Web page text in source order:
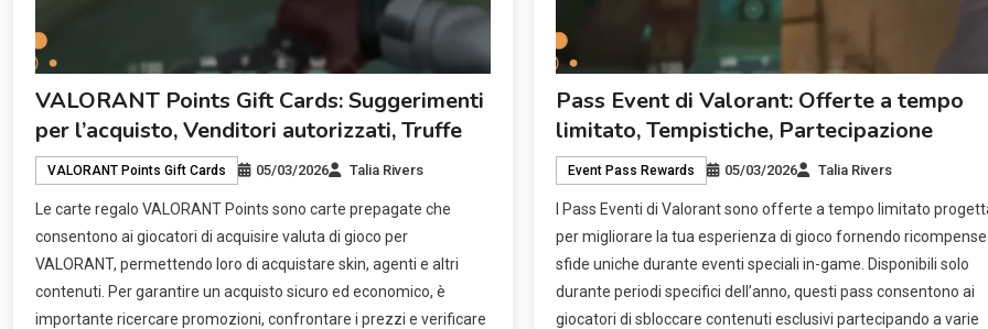
VALORANT Points Gift Cards: Suggerimenti
per l’acquisto, Venditori autorizzati, Truffe
VALORANT Points Gift Cards 05/03/2026 Talia Rivers
Le carte regalo VALORANT Points sono carte prepagate che
consentono ai giocatori di acquisire valuta di gioco per
VALORANT, permettendo loro di acquistare skin, agenti e altri
contenuti. Per garantire un acquisto sicuro ed economico, è
importante ricercare promozioni, confrontare i prezzi e verificare
Pass Event di Valorant: Offerte a tempo
limitato, Tempistiche, Partecipazione
Event Pass Rewards 05/03/2026 Talia Rivers
I Pass Eventi di Valorant sono offerte a tempo limitato
per migliorare la tua esperienza di gioco fornendo
sfide uniche durante eventi speciali in-game. Disponibili solo
durante periodi specifici dell’anno, questi pass consentono ai
giocatori di sbloccare contenuti esclusivi partecipando a varie